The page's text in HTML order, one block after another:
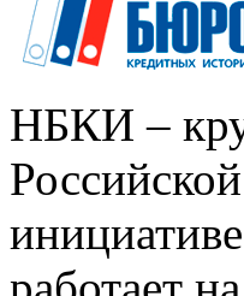
НБКИ –